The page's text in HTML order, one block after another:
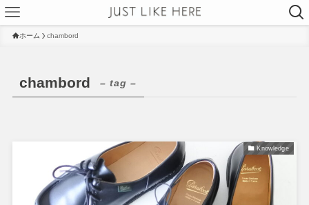
ホーム chambord
chambord – tag –
Knowledge